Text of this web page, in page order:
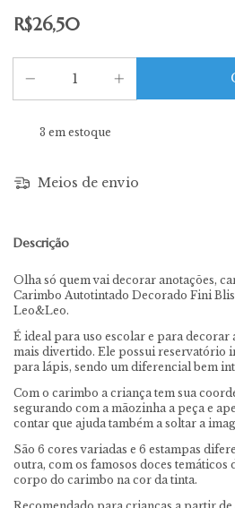
R$26,50
3 em estoque
Meios de envio
Descrição
Olha só quem vai decorar anotações,
Carimbo Autotintado Decorado Fini
Leo&Leo.
É ideal para uso escolar e para decorar
mais divertido. Ele possui reservatório
para lápis, sendo um diferencial bem
Com o carimbo a criança tem sua
segurando com a mãozinha a peça e
contar que ajuda também a soltar a
São 6 cores variadas e 6 estampas
outra, com os famosos doces temáticos
corpo do carimbo na cor da tinta.